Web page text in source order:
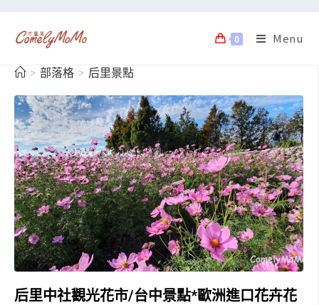
0 Menu
> 部落格 > 后里景點
后里中社觀光花市/台中景點*歐洲進口花卉花